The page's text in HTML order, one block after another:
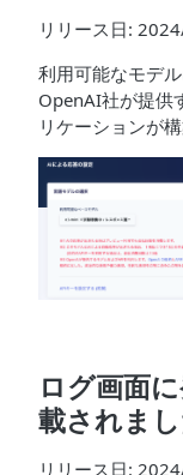
リリース日:
利用可能なモデ
OpenAI社が提供
リケーションが構
ログ画面
載されま
リリース日: